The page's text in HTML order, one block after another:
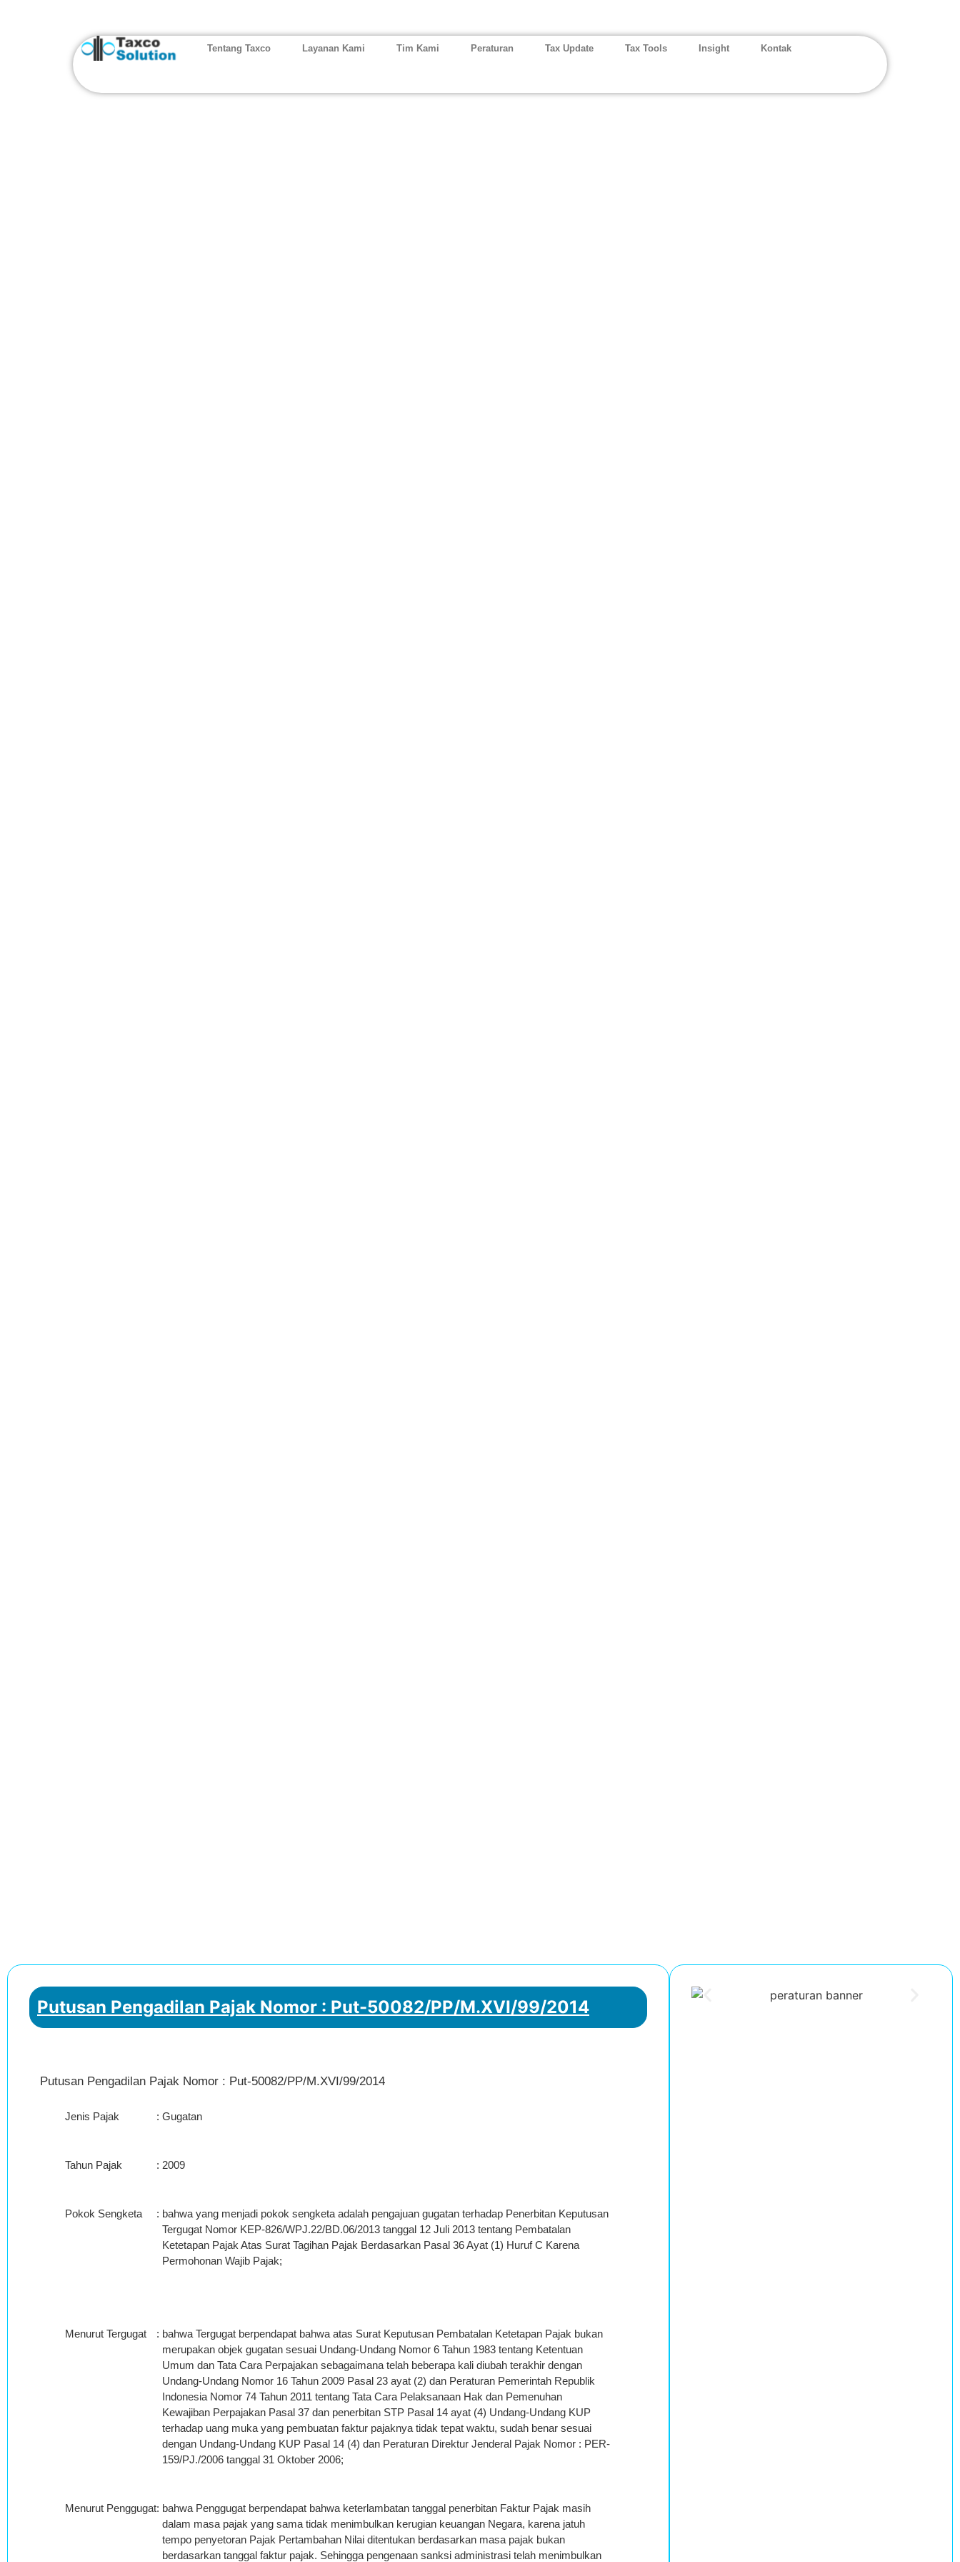
Tentang Taxco Layanan Kami Tim Kami Peraturan Tax Update Tax Tools Insight Kontak
Putusan Pengadilan Pajak Nomor : Put-50082/PP/M.XVI/99/2014
Putusan Pengadilan Pajak Nomor : Put-50082/PP/M.XVI/99/2014
Jenis Pajak : Gugatan
Tahun Pajak : 2009
Pokok Sengketa : bahwa yang menjadi pokok sengketa adalah pengajuan gugatan terhadap Penerbitan Keputusan
Tergugat Nomor KEP-826/WPJ.22/BD.06/2013 tanggal 12 Juli 2013 tentang Pembatalan
Ketetapan Pajak Atas Surat Tagihan Pajak Berdasarkan Pasal 36 Ayat (1) Huruf C Karena
Permohonan Wajib Pajak;
Menurut Tergugat : bahwa Tergugat berpendapat bahwa atas Surat Keputusan Pembatalan Ketetapan Pajak bukan
merupakan objek gugatan sesuai Undang-Undang Nomor 6 Tahun 1983 tentang Ketentuan
Umum dan Tata Cara Perpajakan sebagaimana telah beberapa kali diubah terakhir dengan
Undang-Undang Nomor 16 Tahun 2009 Pasal 23 ayat (2) dan Peraturan Pemerintah Republik
Indonesia Nomor 74 Tahun 2011 tentang Tata Cara Pelaksanaan Hak dan Pemenuhan
Kewajiban Perpajakan Pasal 37 dan penerbitan STP Pasal 14 ayat (4) Undang-Undang KUP
terhadap uang muka yang pembuatan faktur pajaknya tidak tepat waktu, sudah benar sesuai
dengan Undang-Undang KUP Pasal 14 (4) dan Peraturan Direktur Jenderal Pajak Nomor : PER-
159/PJ./2006 tanggal 31 Oktober 2006;
Menurut Penggugat: bahwa Penggugat berpendapat bahwa keterlambatan tanggal penerbitan Faktur Pajak masih
dalam masa pajak yang sama tidak menimbulkan kerugian keuangan Negara, karena jatuh
tempo penyetoran Pajak Pertambahan Nilai ditentukan berdasarkan masa pajak bukan
berdasarkan tanggal faktur pajak. Sehingga pengenaan sanksi administrasi telah menimbulkan